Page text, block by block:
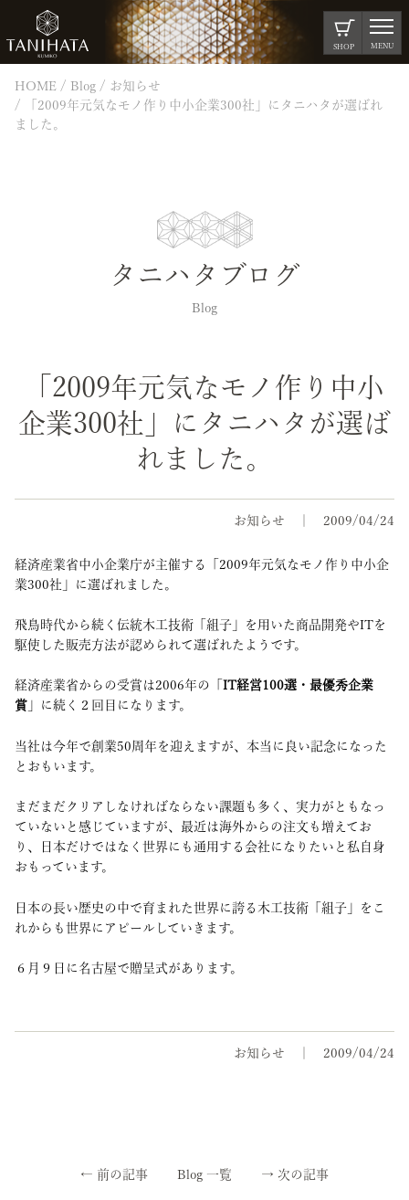
SHOP MENU
HOME Blog
お知らせ
「2009年元気なモノ作り中小企業300社」にタニハタが選ばれ
ました。
タニハタブログ
Blog
「2009年元気なモノ作り中小
企業300社」にタニハタが選ば
れました。
お知らせ 2009/04/24
経済産業省中小企業庁が主催する「2009年元気なモノ作り中小企
業300社」に選ばれました。
飛鳥時代から続く伝統木工技術「組子」を用いた商品開発やITを
駆使した販売方法が認められて選ばれたようです。
経済産業省からの受賞は2006年の「 IT経営100選・最優秀企業
賞 」に続く２回目になります。
当社は今年で創業50周年を迎えますが、本当に良い記念になった
とおもいます。
まだまだクリアしなければならない課題も多く、実力がともなっ
ていないと感じていますが、最近は海外からの注文も増えてお
り、日本だけではなく世界にも通用する会社になりたいと私自身
おもっています。
日本の長い歴史の中で育まれた世界に誇る木工技術「組子」をこ
れからも世界にアピールしていきます。
６月９日に名古屋で贈呈式があります。
お知らせ 2009/04/24
← 前の記事 Blog 一覧 → 次の記事